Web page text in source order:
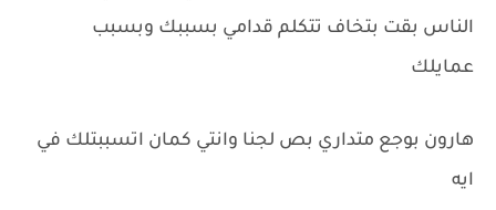
الناس بقت بتخاف تتكلم قدامي بسببك وبسبب
عمايلك
هارون بوجع متداري بص لجنا وانتي كمان اتسببتلك في
ايه